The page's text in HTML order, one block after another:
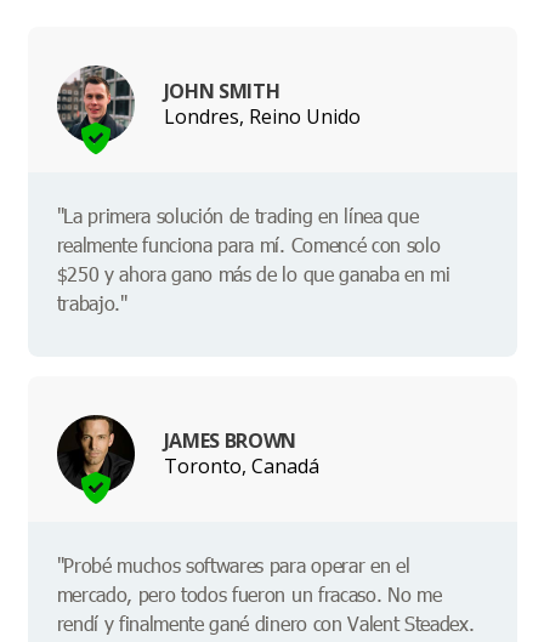
JOHN SMITH
Londres, Reino Unido
"La primera solución de trading en línea que
realmente funciona para mí. Comencé con solo
$250 y ahora gano más de lo que ganaba en mi
trabajo."
JAMES BROWN
Toronto, Canadá
"Probé muchos softwares para operar en el
mercado, pero todos fueron un fracaso. No me
rendí y finalmente gané dinero con Valent Steadex.